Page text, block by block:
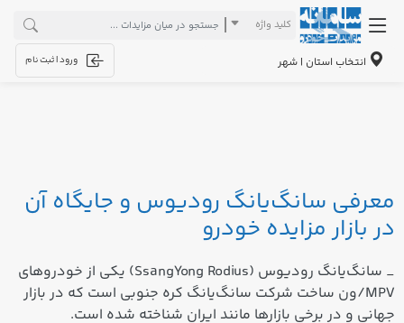
کلید واژه
انتخاب استان | شهر ورود | ثبت نام
معرفی سانگ‌یانگ رودیوس و جایگاه آن
در بازار مزایده خودرو
_ سانگ‌یانگ رودیوس (SsangYong Rodius) یکی از خودروهای
MPV/ون ساخت شرکت سانگ‌یانگ کره جنوبی است که در بازار
جهانی و در برخی بازارها مانند ایران شناخته شده است.